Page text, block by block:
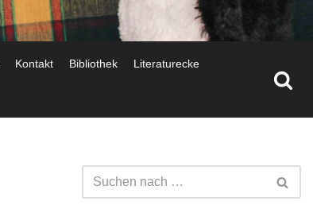
Kontakt Bibliothek Literaturecke